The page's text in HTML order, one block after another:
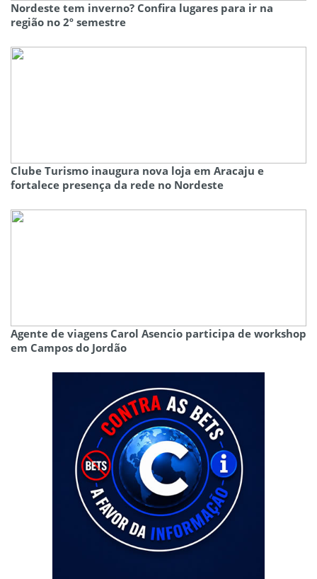
Nordeste tem inverno? Confira lugares para ir na
região no 2º semestre
Clube Turismo inaugura nova loja em Aracaju e
fortalece presença da rede no Nordeste
Agente de viagens Carol Asencio participa de workshop
em Campos do Jordão